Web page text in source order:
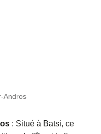
Andros
: Situé à Batsi, ce